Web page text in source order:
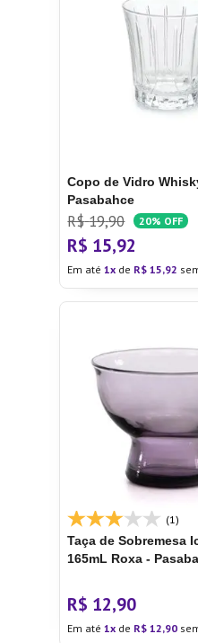
Copo de Vidro
Pasabahce
R$ 19,90 20% OFF
R$ 15,92
Em até1 de R$ 15,92
(1)
Taça de Sobremesa
165mL Roxa -
R$ 12,90
Em até1 de R$ 12,90